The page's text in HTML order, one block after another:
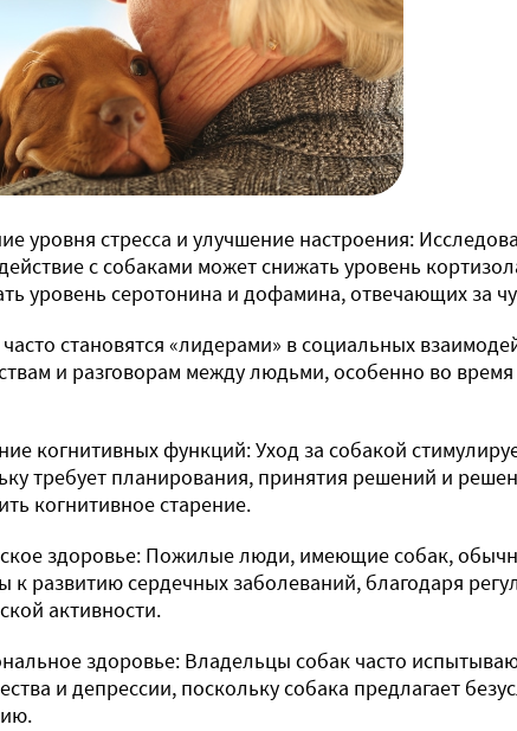
уровня стресса и улучшение настроения:
с собаками может снижать уровень
уровень серотонина и дофамина, отвечающих за
становятся «лидерами» в социальных
и разговорам между людьми, особенно во
когнитивных функций: Уход за собакой
требует планирования, принятия решений и
когнитивное старение.
здоровье: Пожилые люди, имеющие собак,
к развитию сердечных заболеваний, благодаря
активности.
здоровье: Владельцы собак часто
и депрессии, поскольку собака предлагает